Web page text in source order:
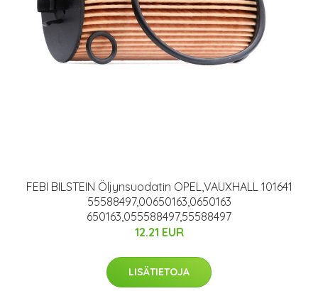
FEBI BILSTEIN Öljynsuodatin OPEL,VAUXHALL 101641
55588497,00650163,0650163
650163,055588497,55588497
12.21 EUR
LISÄTIETOJA